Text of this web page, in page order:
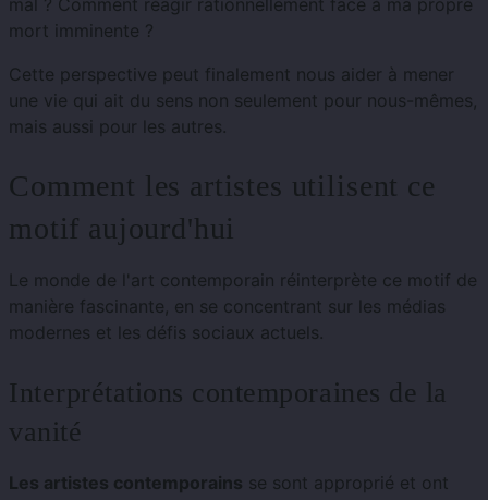
mort imminente ?
Cette perspective peut finalement nous aider à mener
une vie qui ait du sens non seulement pour nous-mêmes,
mais aussi pour les autres.
Comment les artistes utilisent ce
motif aujourd'hui
Le monde de l'art contemporain réinterprète ce motif de
manière fascinante, en se concentrant sur les médias
modernes et les défis sociaux actuels.
Interprétations contemporaines de la
vanité
Les artistes contemporains se sont approprié et ont